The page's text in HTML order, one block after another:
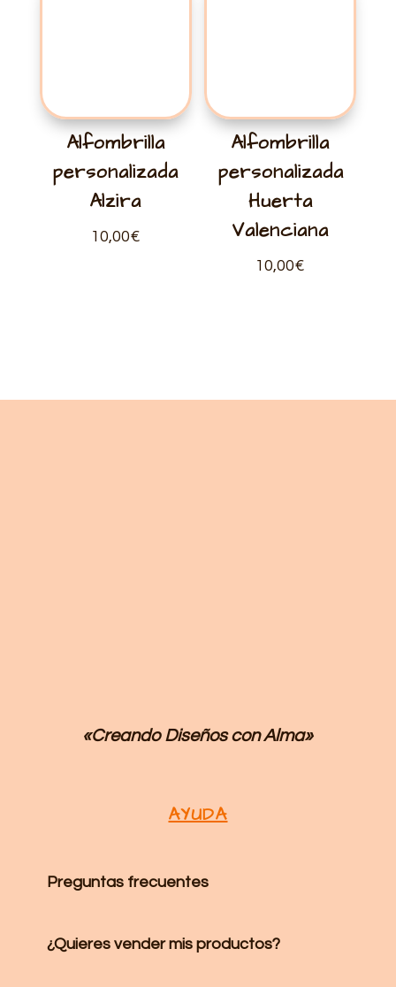
Alfombrilla
personalizada
Alzira
10,00€
Alfombrilla
personalizada
Huerta
Valenciana
10,00€
«Creando Diseñoscon Alma»
AYUDA
Preguntas frecuentes
¿Quieres vender mis productos?